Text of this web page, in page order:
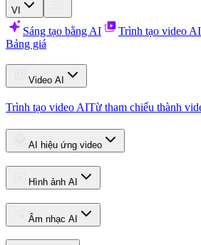
VI
Sáng tạo bằng AI Trình tạo video AI
Bảng giá
Video AI
Trình tạo video AITừ tham chiếu thành
AI hiệu ứng video
Hình ảnh AI
Âm nhạc AI